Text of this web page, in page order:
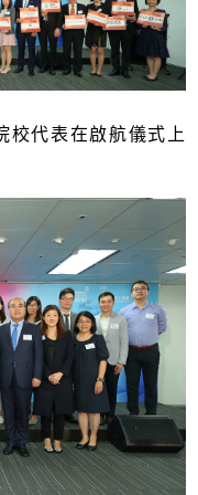
校代表在啟航儀式上